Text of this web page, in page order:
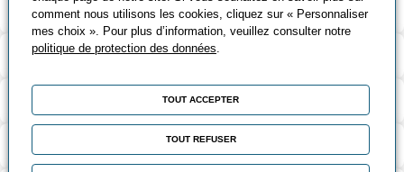
Validation et certification
Contenu de la formation
Modalités d’évaluation
comment nous utilisons les cookies, cliquez sur « Personnaliser
mes choix ». Pour plus d’information, veuillez consulter notre
politique de protection des données
TOUT ACCEPTER
TOUT REFUSER